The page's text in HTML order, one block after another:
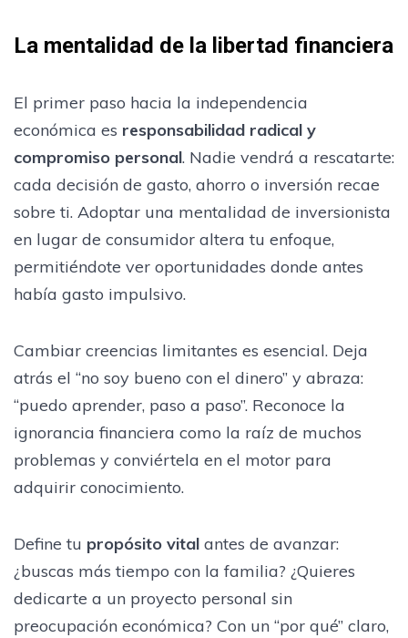
La mentalidad de la libertad financiera
El primer paso hacia la independencia
económica es responsabilidad radical y
compromiso personal. Nadie vendrá a rescatarte:
cada decisión de gasto, ahorro o inversión recae
sobre ti. Adoptar una mentalidad de inversionista
en lugar de consumidor altera tu enfoque,
permitiéndote ver oportunidades donde antes
había gasto impulsivo.
Cambiar creencias limitantes es esencial. Deja
atrás el “no soy bueno con el dinero” y abraza:
“puedo aprender, paso a paso”. Reconoce la
ignorancia financiera como la raíz de muchos
problemas y conviértela en el motor para
adquirir conocimiento.
Define tu propósito vital antes de avanzar:
¿buscas más tiempo con la familia? ¿Quieres
dedicarte a un proyecto personal sin
preocupación económica? Con un “por qué” claro,